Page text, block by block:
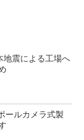
地震による工場へ
ールカメラ式製